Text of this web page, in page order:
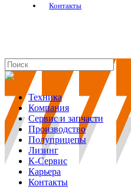
Контакты
Техника
Компания
Сервис и запчасти
Производство
Полуприцепы
Лизинг
К-Сервис
Карьера
Контакты